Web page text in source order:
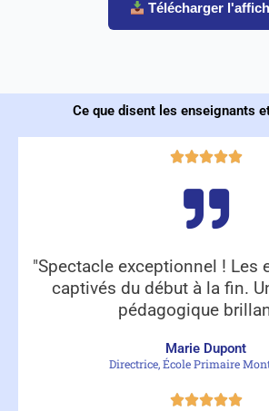
Télécharger
Ce que disent les enseignants
"Spectacle exceptionnel ! Les
captivés du début à la fin.
pédagogique
Marie Dupont
Directrice, École Primaire